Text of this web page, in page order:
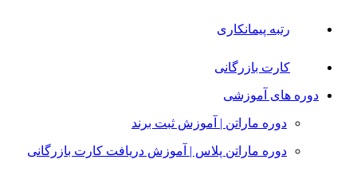
رتبه پیمانکاری
کارت بازرگانی
دوره های آموزشی
دوره ماراتن | آموزش ثبت برند
دوره ماراتن پلاس | آموزش دریافت کارت بازرگانی